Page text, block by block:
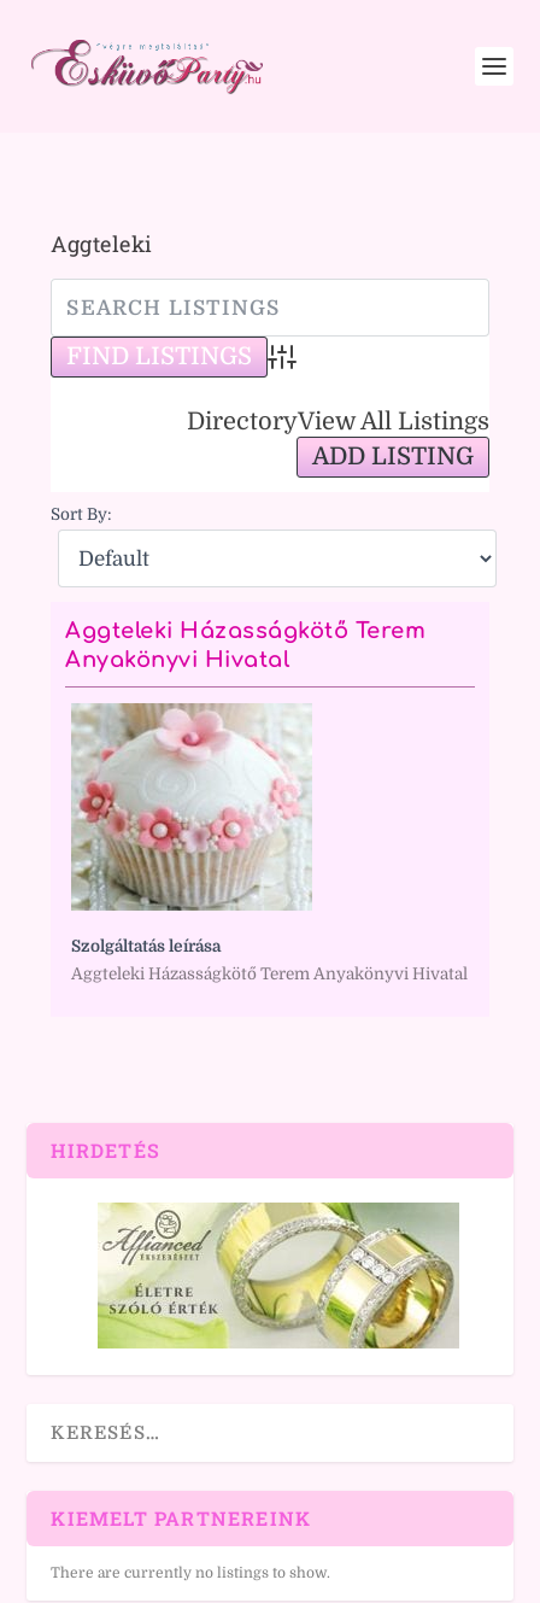
Aggteleki
Advanced Search
DirectoryView All Listings
ADD LISTING
Sort By:
Aggteleki Házasságkötő Terem
Anyakönyvi Hivatal
Szolgáltatás leírása
Aggteleki Házasságkötő Terem Anyakönyvi Hivatal
HIRDETÉS
KIEMELT PARTNEREINK
There are currently no listings to show.